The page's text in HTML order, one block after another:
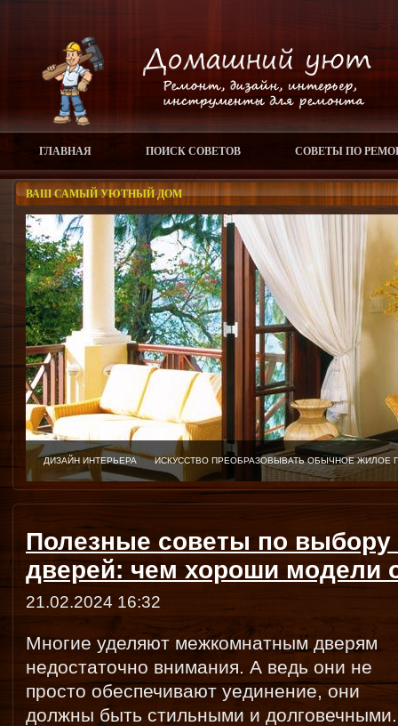
ГЛАВНАЯ ПОИСК СОВЕТОВ СОВЕТЫ ПО
ВАШ САМЫЙ УЮТНЫЙ ДОМ
ДИЗАЙН ИНТЕРЬЕРА ИСКУССТВО ПРЕОБРАЗОВЫВАТЬ ОБЫЧНОЕ
Полезные советы по
дверей: чем хороши модели
21.02.2024 16:32
Многие уделяют межкомнатным дверям
недостаточно внимания. А ведь они не
просто обеспечивают уединение, они
должны быть стильными и долговечными.